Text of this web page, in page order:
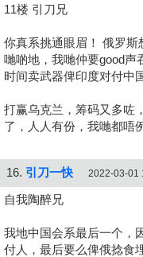
11楼 引刀兄
你真系挑通眼眉！ 俄罗
哋啲地，我哋仲要good声
时间卖武器俾印度对付中
打赢乌克兰，筹码又多咗
了，人人有份，我哋都唔
16. 引刀一快 2022-03-01
自我陶醉兄
我地中国会系最后一个，
付人，最后要么俾俄捻食